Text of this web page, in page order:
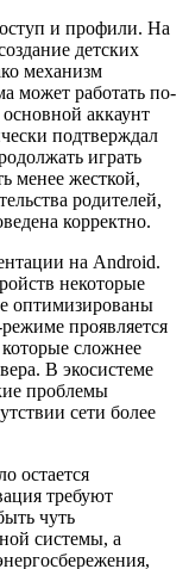
и профили. На
детских
механизм
может работать по-
аккаунт
подтверждал
играть
менее жесткой,
родителей,
корректно.
на Android.
некоторые
оптимизированы
проявляется
сложнее
В экосистеме
проблемы
сети более
остается
требуют
чуть
системы, а